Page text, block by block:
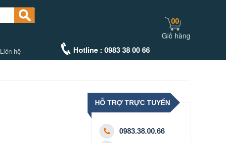
Liên hệ Hotline : 0983 38 00 66
00
Giỏ hàng
HỖ TRỢ TRỰC TUYẾN
0983.38.00.66